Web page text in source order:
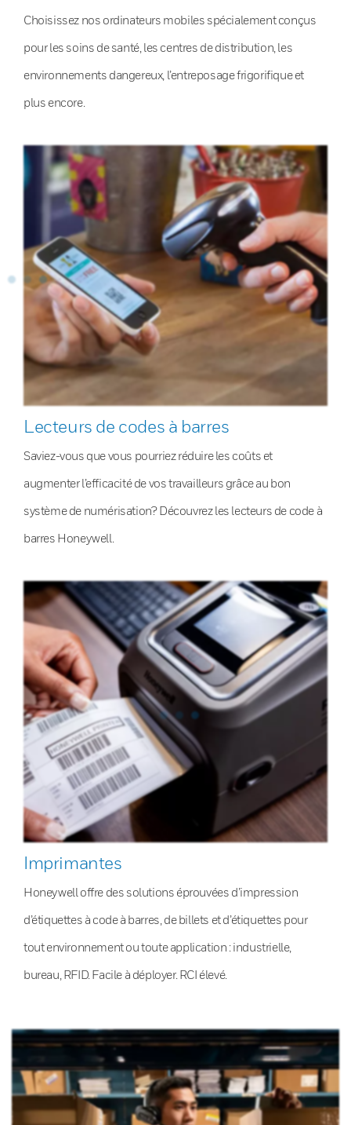
Choisissez nos ordinateurs mobiles spécialement conçus
pour les soins de santé, les centres de distribution, les
environnements dangereux, l’entreposage frigorifique et
plus encore.
Lecteurs de codes à barres
Saviez-vous que vous pourriez réduire les coûts et
augmenter l’efficacité de vos travailleurs grâce au bon
système de numérisation? Découvrez les lecteurs de code à
barres Honeywell.
Imprimantes
Honeywell offre des solutions éprouvées d’impression
d’étiquettes à code à barres, de billets et d’étiquettes pour
tout environnement ou toute application : industrielle,
bureau, RFID. Facile à déployer. RCI élevé.